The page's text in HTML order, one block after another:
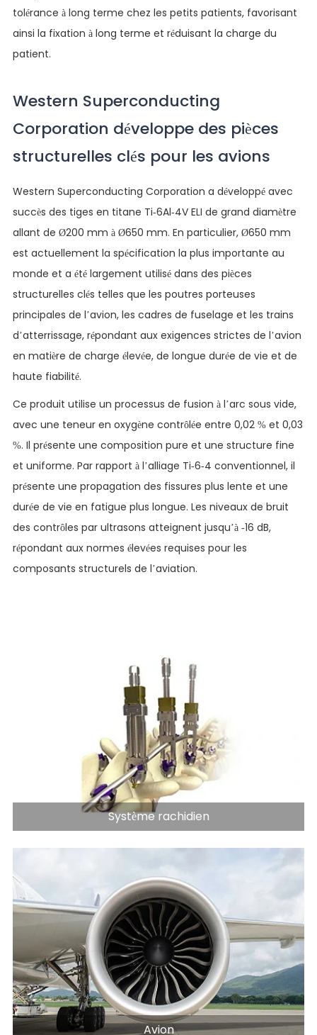
tolérance à long terme chez les petits patients, favorisant
ainsi la fixation à long terme et réduisant la charge du
patient.
Western Superconducting
Corporation développe des pièces
structurelles clés pour les avions
Western Superconducting Corporation a développé avec
succès des tiges en titane Ti-6Al-4V ELI de grand diamètre
allant de Ø200 mm à Ø650 mm. En particulier, Ø650 mm
est actuellement la spécification la plus importante au
monde et a été largement utilisé dans des pièces
structurelles clés telles que les poutres porteuses
principales de l’avion, les cadres de fuselage et les trains
d’atterrissage, répondant aux exigences strictes de l’avion
en matière de charge élevée, de longue durée de vie et de
haute fiabilité.
Ce produit utilise un processus de fusion à l’arc sous vide,
avec une teneur en oxygène contrôlée entre 0,02 % et 0,03
%. Il présente une composition pure et une structure fine
et uniforme. Par rapport à l’alliage Ti-6-4 conventionnel, il
présente une propagation des fissures plus lente et une
durée de vie en fatigue plus longue. Les niveaux de bruit
des contrôles par ultrasons atteignent jusqu’à -16 dB,
répondant aux normes élevées requises pour les
composants structurels de l’aviation.
Système rachidien
Avion